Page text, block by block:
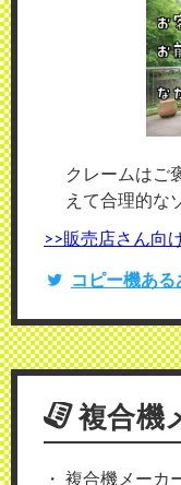
クレームはご
えて合理的な
>>販売店さん向
コピー機あ
複合機
複合機メーカ